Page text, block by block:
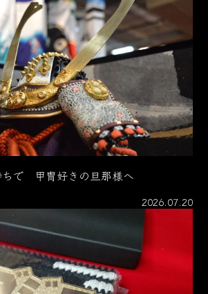
ちで 甲冑好きの旦那様へ
2026.07.20